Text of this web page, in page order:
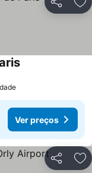
Partilhar
Ver preços
Partilhar